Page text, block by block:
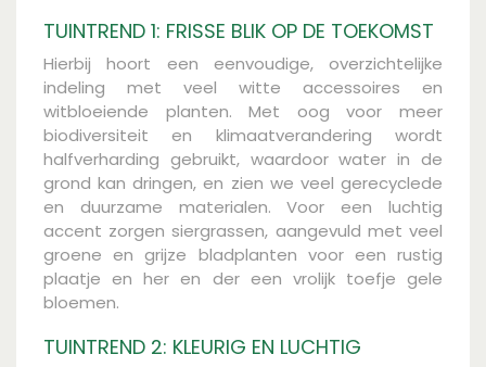
TUINTREND 1: FRISSE BLIK OP DE TOEKOMST
Hierbij hoort een eenvoudige, overzichtelijke
indeling met veel witte accessoires en
witbloeiende planten. Met oog voor meer
biodiversiteit en klimaatverandering wordt
halfverharding gebruikt, waardoor water in de
grond kan dringen, en zien we veel gerecyclede
en duurzame materialen. Voor een luchtig
accent zorgen siergrassen, aangevuld met veel
groene en grijze bladplanten voor een rustig
plaatje en her en der een vrolijk toefje gele
bloemen.
TUINTREND 2: KLEURIG EN LUCHTIG